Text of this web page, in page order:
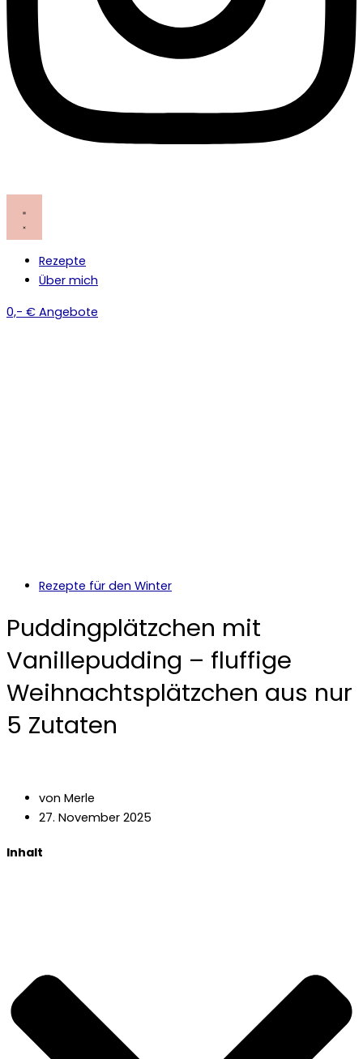
Rezepte
Über mich
0,- € Angebote
Rezepte für den Winter
Puddingplätzchen mit
Vanillepudding – fluffige
Weihnachtsplätzchen aus nur
5 Zutaten
von Merle
27. November 2025
Inhalt